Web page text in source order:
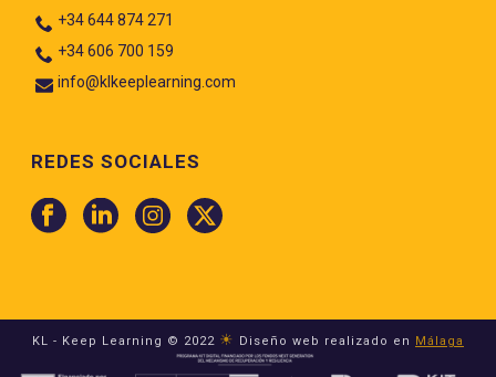
+34 644 874 271
+34 606 700 159
info@klkeeplearning.com
REDES SOCIALES
KL - Keep Learning © 2022 ☀ Diseño web realizado en Málaga